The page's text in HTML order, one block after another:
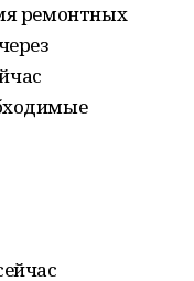
ремонтных